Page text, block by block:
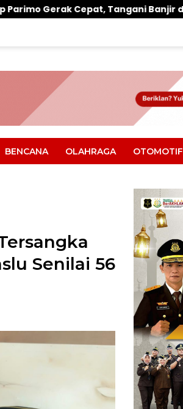
Banjir di Desa Air Panas
BENCANA OLAHRAGA OTOMOTIF
Senilai 56